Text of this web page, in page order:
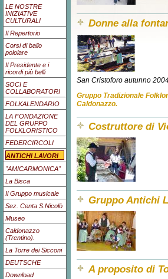
LE NOSTRE
INIZIATIVE
CULTURALI
Il Repertorio
Corsi di ballo
pololare
Il Presidente e i
ricordi più belli
SOCI E
COLLABORATORI
FOLKALENDARIO
LA FONDAZIONE
DEL GRUPPO
FOLKLORISTICO
FEDERCIRCOLI
ANTICHI LAVORI
"AMICARMONICA"
La Bisca
Il Gruppo musicale
Sez. Centa S.Nicolò
Museo
Caldonazzo
(Trentino).
La Torre dei Sicconi
DEUTSCHE
Download
Donne alla
San Cristoforo autunno
Gruppo Tradizionale
Caldonazzo.
Costruttore di
Gruppo Antichi
A proposito di